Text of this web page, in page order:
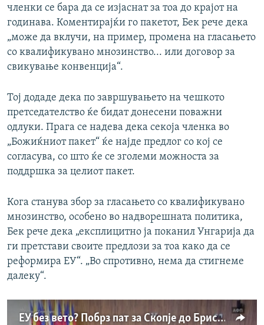
членки се бара да се изјаснат за тоа до крајот на
годинава. Коментирајќи го пакетот, Бек рече дека
„може да вклучи, на пример, промена на гласањето
со квалификувано мнозинство... или договор за
свикување конвенција“.
Тој додаде дека по завршувањето на чешкото
претседателство ќе бидат донесени поважни
одлуки. Прага се надева дека секоја членка во
„Божиќниот пакет“ ќе најде предлог со кој се
согласува, со што ќе се зголеми можноста за
поддршка за целиот пакет.
Кога станува збор за гласањето со квалификувано
мнозинство, особено во надворешната политика,
Бек рече дека „експлицитно ја поканил Унгарија да
ги претстави своите предлози за тоа како да се
реформира ЕУ“. „Во спротивно, нема да стигнеме
далеку“.
ЕУ без вето? Побрз пат за Скопје до Брисел?